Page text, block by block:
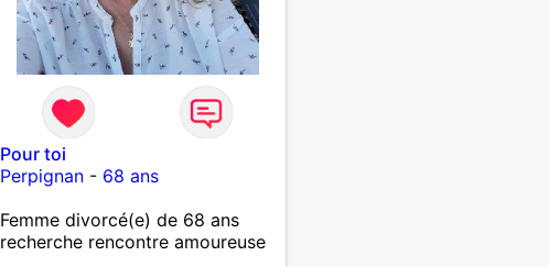
Pour toi
Perpignan - 68 ans
Femme divorcé(e) de 68 ans
recherche rencontre amoureuse